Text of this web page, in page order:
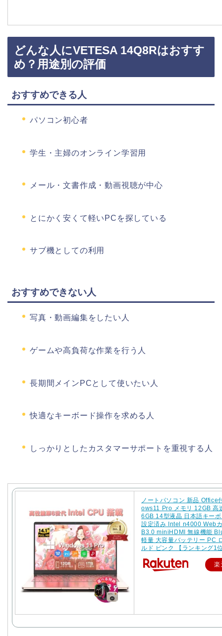
どんな人にVETESA 14Q8Rはおすす
め？用途別の評価
おすすめできる人
パソコン初心者
学生・主婦のオンライン学習用
メール・文書作成・動画視聴が中心
とにかく安くて軽いPCを探している
サブ機としての利用
おすすめできない人
写真・動画編集をしたい人
ゲームや高負荷な作業を行う人
長期間メインPCとして使いたい人
快適なキーボード操作を求める人
しっかりとしたカスタマーサポートを重視する人
ノートパソコン 新品 Office
ows11 Pro メモリ 12GB 高
6GB 14型液晶 日本語キー
設定済み Intel n4000 Web
B3.0 miniHDMI 無線機能
軽量 大容量バッテリー PC
ルド ピンク 【ランキング1
楽